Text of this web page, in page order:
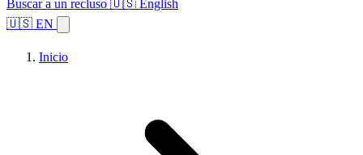
Buscar a un recluso 🇺🇸 English
🇺🇸 EN
Inicio